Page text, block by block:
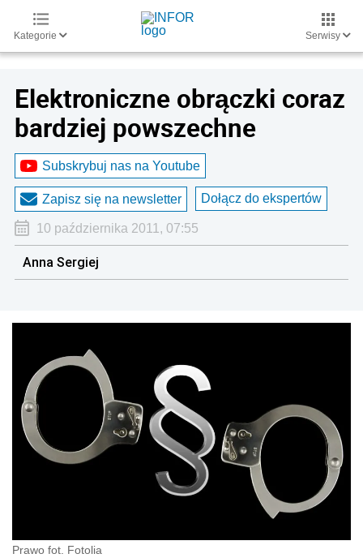
Kategorie Serwisy
Elektroniczne obrączki coraz
bardziej powszechne
Subskrybuj nas na Youtube
Zapisz się na newsletter Dołącz do ekspertów
10 października 2011, 07:55
Anna Sergiej
Prawo fot. Fotolia